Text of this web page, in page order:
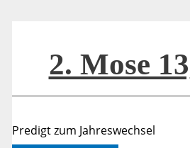
2. Mose
Predigt zum Jahreswechsel